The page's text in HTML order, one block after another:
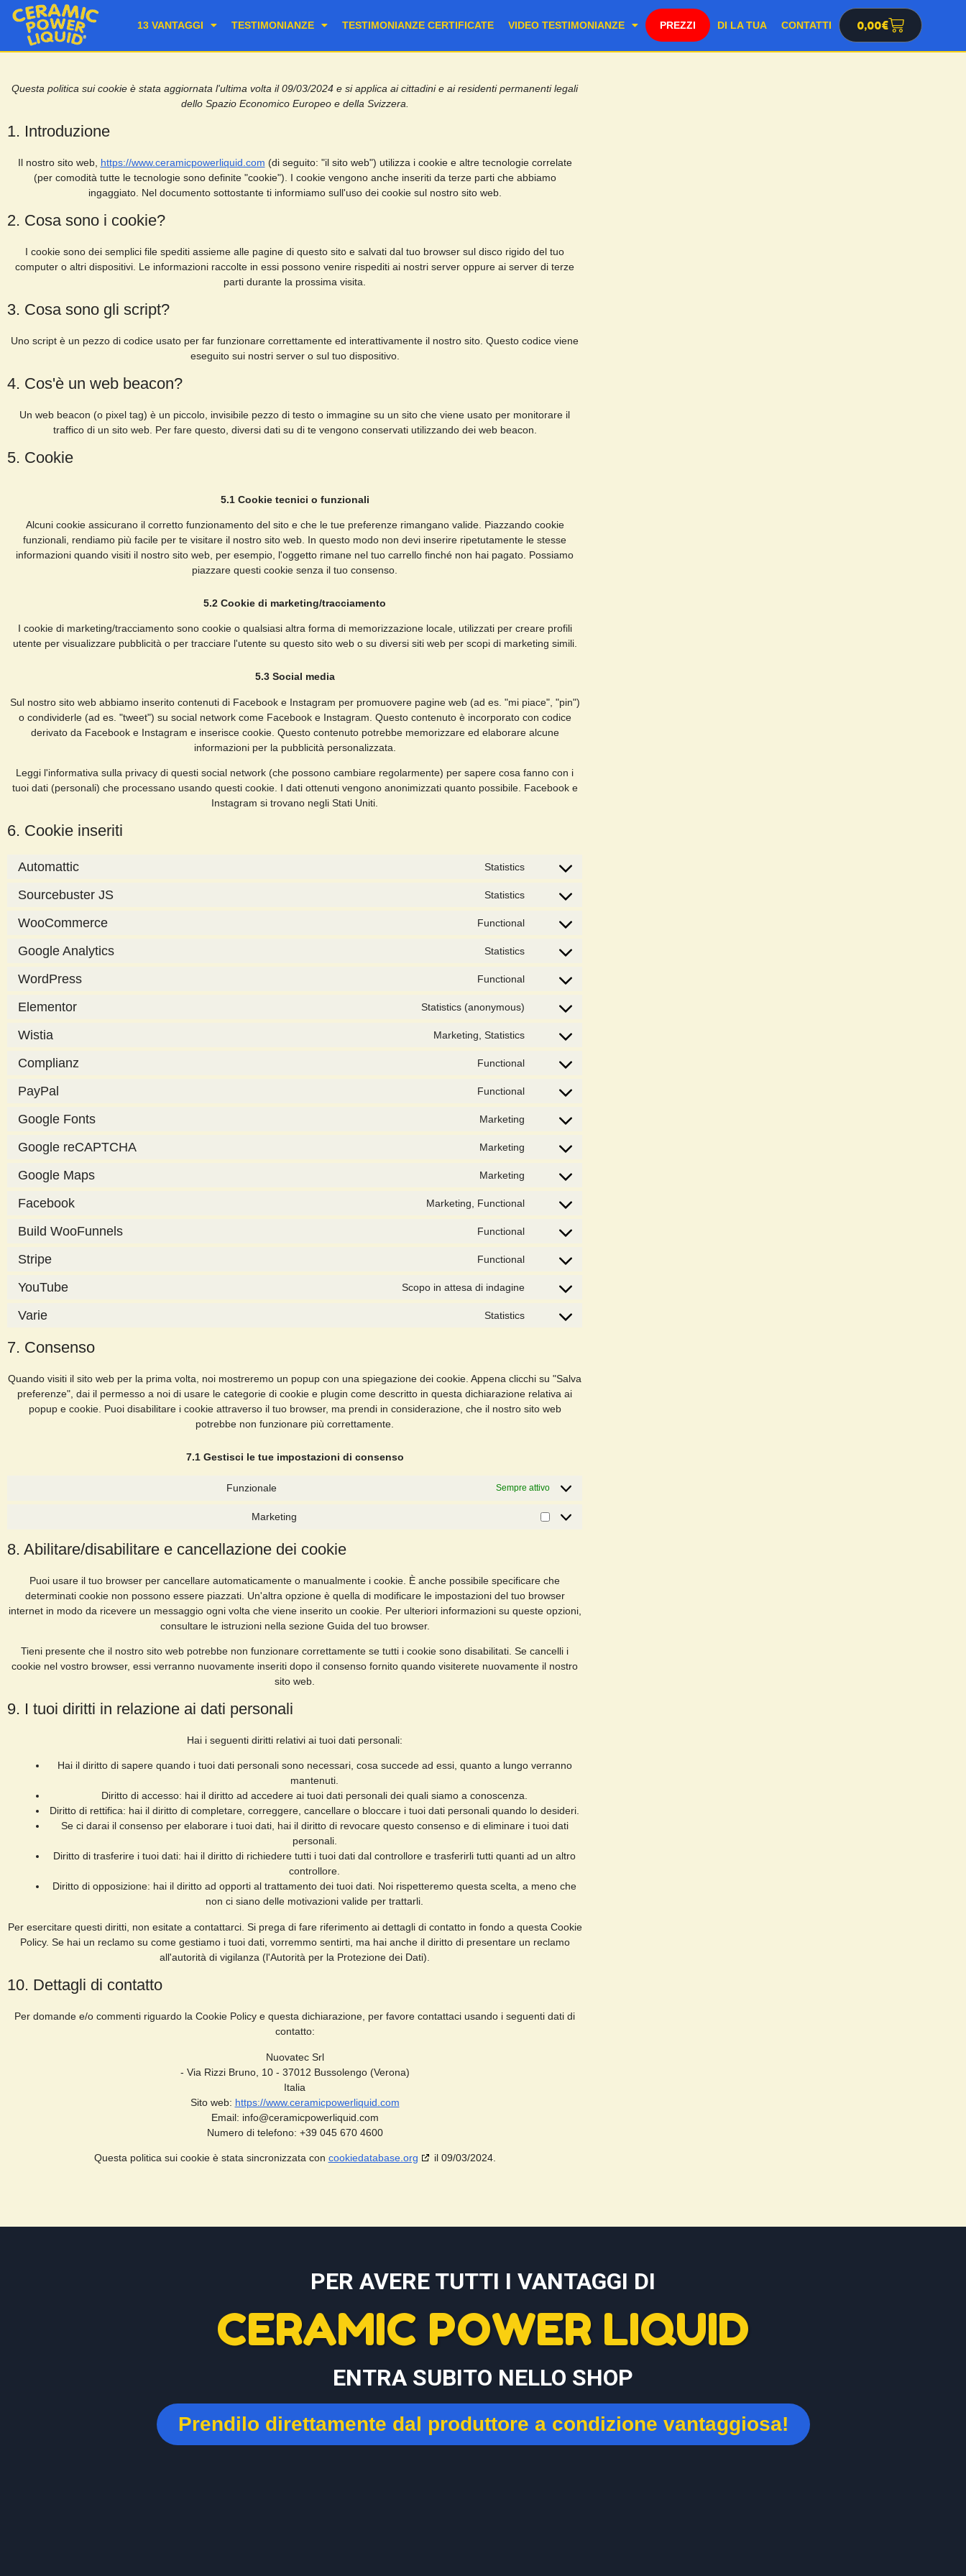
13 VANTAGGI TESTIMONIANZE TESTIMONIANZE CERTIFICATE VIDEO TESTIMONIANZE SHOP DI LA TUA CONTATTI 0,00€
Questa politica sui cookie è stata aggiornata l'ultima volta il 09/03/2024 e si applica ai cittadini e ai residenti permanenti legali
dello Spazio Economico Europeo e della Svizzera.
1. Introduzione
Il nostro sito web, https://www.ceramicpowerliquid.com (di seguito: "il sito web") utilizza i cookie e altre tecnologie correlate
(per comodità tutte le tecnologie sono definite "cookie"). I cookie vengono anche inseriti da terze parti che abbiamo
ingaggiato. Nel documento sottostante ti informiamo sull'uso dei cookie sul nostro sito web.
2. Cosa sono i cookie?
I cookie sono dei semplici file spediti assieme alle pagine di questo sito e salvati dal tuo browser sul disco rigido del tuo
computer o altri dispositivi. Le informazioni raccolte in essi possono venire rispediti ai nostri server oppure ai server di terze
parti durante la prossima visita.
3. Cosa sono gli script?
Uno script è un pezzo di codice usato per far funzionare correttamente ed interattivamente il nostro sito. Questo codice viene
eseguito sui nostri server o sul tuo dispositivo.
4. Cos'è un web beacon?
Un web beacon (o pixel tag) è un piccolo, invisibile pezzo di testo o immagine su un sito che viene usato per monitorare il
traffico di un sito web. Per fare questo, diversi dati su di te vengono conservati utilizzando dei web beacon.
5. Cookie
5.1 Cookie tecnici o funzionali
Alcuni cookie assicurano il corretto funzionamento del sito e che le tue preferenze rimangano valide. Piazzando cookie
funzionali, rendiamo più facile per te visitare il nostro sito web. In questo modo non devi inserire ripetutamente le stesse
informazioni quando visiti il nostro sito web, per esempio, l'oggetto rimane nel tuo carrello finché non hai pagato. Possiamo
piazzare questi cookie senza il tuo consenso.
5.2 Cookie di marketing/tracciamento
I cookie di marketing/tracciamento sono cookie o qualsiasi altra forma di memorizzazione locale, utilizzati per creare profili
utente per visualizzare pubblicità o per tracciare l'utente su questo sito web o su diversi siti web per scopi di marketing simili.
5.3 Social media
Sul nostro sito web abbiamo inserito contenuti di Facebook e Instagram per promuovere pagine web (ad es. "mi piace", "pin")
o condividerle (ad es. "tweet") su social network come Facebook e Instagram. Questo contenuto è incorporato con codice
derivato da Facebook e Instagram e inserisce cookie. Questo contenuto potrebbe memorizzare ed elaborare alcune
informazioni per la pubblicità personalizzata.
Leggi l'informativa sulla privacy di questi social network (che possono cambiare regolarmente) per sapere cosa fanno con i
tuoi dati (personali) che processano usando questi cookie. I dati ottenuti vengono anonimizzati quanto possibile. Facebook e
Instagram si trovano negli Stati Uniti.
6. Cookie inseriti
Automattic Statistics
Sourcebuster JS Statistics
WooCommerce Functional
Google Analytics Statistics
WordPress Functional
Elementor Statistics (anonymous)
Wistia Marketing, Statistics
Complianz Functional
PayPal Functional
Google Fonts Marketing
Google reCAPTCHA Marketing
Google Maps Marketing
Facebook Marketing, Functional
Build WooFunnels Functional
Stripe Functional
YouTube Scopo in attesa di indagine
Varie Statistics
7. Consenso
Quando visiti il sito web per la prima volta, noi mostreremo un popup con una spiegazione dei cookie. Appena clicchi su "Salva
preferenze", dai il permesso a noi di usare le categorie di cookie e plugin come descritto in questa dichiarazione relativa ai
popup e cookie. Puoi disabilitare i cookie attraverso il tuo browser, ma prendi in considerazione, che il nostro sito web
potrebbe non funzionare più correttamente.
7.1 Gestisci le tue impostazioni di consenso
Funzionale Sempre attivo
Marketing
8. Abilitare/disabilitare e cancellazione dei cookie
Puoi usare il tuo browser per cancellare automaticamente o manualmente i cookie. È anche possibile specificare che
determinati cookie non possono essere piazzati. Un'altra opzione è quella di modificare le impostazioni del tuo browser
internet in modo da ricevere un messaggio ogni volta che viene inserito un cookie. Per ulteriori informazioni su queste opzioni,
consultare le istruzioni nella sezione Guida del tuo browser.
Tieni presente che il nostro sito web potrebbe non funzionare correttamente se tutti i cookie sono disabilitati. Se cancelli i
cookie nel vostro browser, essi verranno nuovamente inseriti dopo il consenso fornito quando visiterete nuovamente il nostro
sito web.
9. I tuoi diritti in relazione ai dati personali
Hai i seguenti diritti relativi ai tuoi dati personali:
Hai il diritto di sapere quando i tuoi dati personali sono necessari, cosa succede ad essi, quanto a lungo verranno
mantenuti.
Diritto di accesso: hai il diritto ad accedere ai tuoi dati personali dei quali siamo a conoscenza.
Diritto di rettifica: hai il diritto di completare, correggere, cancellare o bloccare i tuoi dati personali quando lo desideri.
Se ci darai il consenso per elaborare i tuoi dati, hai il diritto di revocare questo consenso e di eliminare i tuoi dati
personali.
Diritto di trasferire i tuoi dati: hai il diritto di richiedere tutti i tuoi dati dal controllore e trasferirli tutti quanti ad un altro
controllore.
Diritto di opposizione: hai il diritto ad opporti al trattamento dei tuoi dati. Noi rispetteremo questa scelta, a meno che
non ci siano delle motivazioni valide per trattarli.
Per esercitare questi diritti, non esitate a contattarci. Si prega di fare riferimento ai dettagli di contatto in fondo a questa Cookie
Policy. Se hai un reclamo su come gestiamo i tuoi dati, vorremmo sentirti, ma hai anche il diritto di presentare un reclamo
all'autorità di vigilanza (l'Autorità per la Protezione dei Dati).
10. Dettagli di contatto
Per domande e/o commenti riguardo la Cookie Policy e questa dichiarazione, per favore contattaci usando i seguenti dati di
contatto:
Nuovatec Srl
- Via Rizzi Bruno, 10 - 37012 Bussolengo (Verona)
Italia
Sito web: https://www.ceramicpowerliquid.com
Email: info@ceramicpowerliquid.com
Numero di telefono: +39 045 670 4600
Questa politica sui cookie è stata sincronizzata con cookiedatabase.org il 09/03/2024.
PER AVERE TUTTI I VANTAGGI DI
CERAMIC POWER LIQUID
ENTRA SUBITO NELLO SHOP
Prendilo direttamente dal produttore a condizione vantaggiosa!